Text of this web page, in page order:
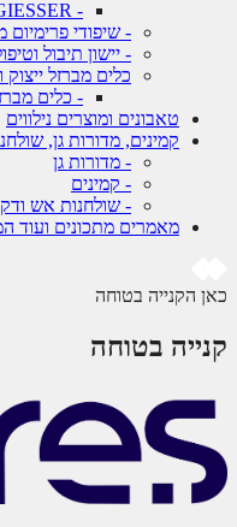
- שיפודי פרימיום מותג COMPASS
- יישון תיבול וטיפול
כלים מברזל ייצוק
- כלים מברזל
טאבונים ומוצרים נילווים
קמינים, מדורות גן, שולחנות
- מדורות גן
- קמינים
- שולחנות אש
מאמרים מתכונים ועוד המון
הקנייה בטוחה
בטוחה